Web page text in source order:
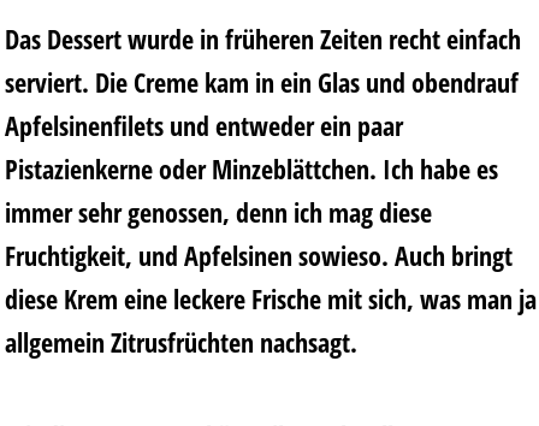
Das Dessert wurde in früheren Zeiten recht einfach
serviert. Die Creme kam in ein Glas und obendrauf
Apfelsinenfilets und entweder ein paar
Pistazienkerne oder Minzeblättchen. Ich habe es
immer sehr genossen, denn ich mag diese
Fruchtigkeit, und Apfelsinen sowieso. Auch bringt
diese Krem eine leckere Frische mit sich, was man ja
allgemein Zitrusfrüchten nachsagt.